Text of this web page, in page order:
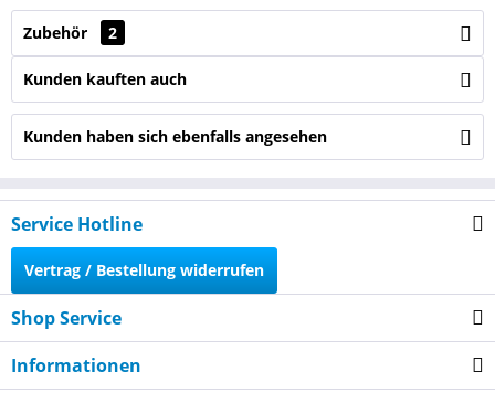
Zubehör 2
Kunden kauften auch
Kunden haben sich ebenfalls angesehen
Service Hotline
Vertrag / Bestellung widerrufen
Shop Service
Informationen